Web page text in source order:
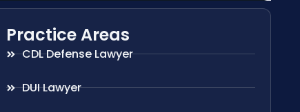
Practice Areas
CDL Defense Lawyer
DUI Lawyer